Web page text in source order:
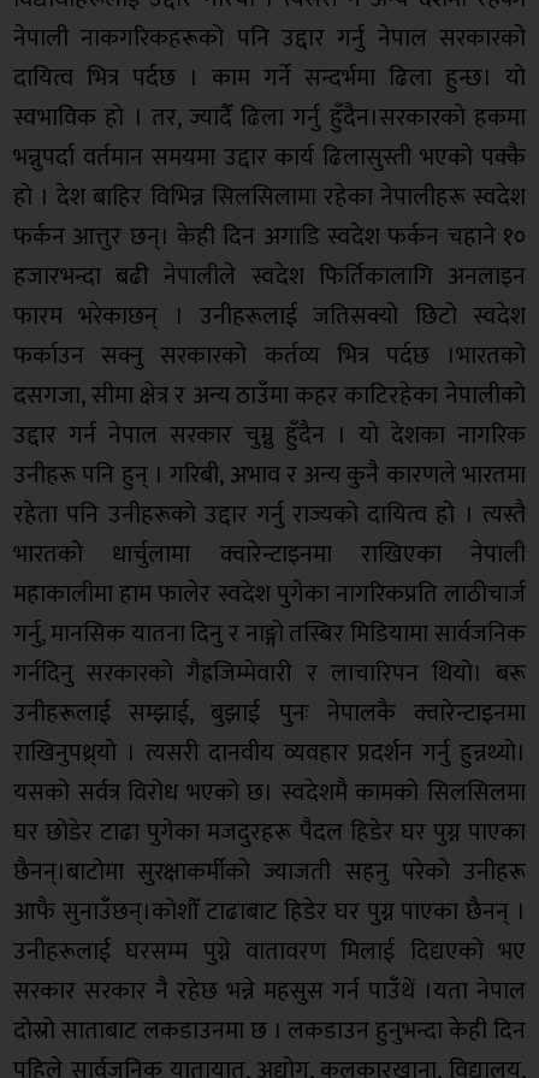
नेपाली नाकगरिकहरूको पनि उद्दार गर्नु नेपाल सरकारको
दायित्व भित्र पर्दछ । काम गर्ने सन्दर्भमा ढिला हुन्छ। यो
स्वभाविक हो । तर, ज्यादैँ ढिला गर्नु हुँदैन।सरकारको हकमा
भन्नुपर्दा वर्तमान समयमा उद्दार कार्य ढिलासुस्ती भएको पक्कै
हो । देश बाहिर विभिन्न सिलसिलामा रहेका नेपालीहरू स्वदेश
फर्कन आत्तुर छन्। केही दिन अगाडि स्वदेश फर्कन चहाने १०
हजारभन्दा बढी नेपालीले स्वदेश फिर्तिकालागि अनलाइन
फारम भरेकाछन् । उनीहरूलाई जतिसक्यो छिटो स्वदेश
फर्काउन सक्नु सरकारको कर्तव्य भित्र पर्दछ ।भारतको
दसगजा, सीमा क्षेत्र र अन्य ठाउँमा कहर काटिरहेका नेपालीको
उद्दार गर्न नेपाल सरकार चुम्नु हुँदैन । यो देशका नागरिक
उनीहरू पनि हुन् । गरिबी, अभाव र अन्य कुनै कारणले भारतमा
रहेता पनि उनीहरूको उद्दार गर्नु राज्यको दायित्व हो । त्यस्तै
भारतको धार्चुलामा क्वारेन्टाइनमा राखिएका नेपाली
महाकालीमा हाम फालेर स्वदेश पुगेका नागरिकप्रति लाठीचार्ज
गर्नु, मानसिक यातना दिनु र नाङ्गो तस्बिर मिडियामा सार्वजनिक
गर्नदिनु सरकारको गैह्रजिम्मेवारी र लाचारिपन थियो। बरू
उनीहरूलाई सम्झाई, बुझाई पुनः नेपालकै क्वारेन्टाइनमा
राखिनुपथ्र्यो । त्यसरी दानवीय व्यवहार प्रदर्शन गर्नु हुन्नथ्यो।
यसको सर्वत्र विरोध भएको छ। स्वदेशमै कामको सिलसिलमा
घर छोडेर टाढा पुगेका मजदुरहरू पैदल हिडेर घर पुग्न पाएका
छैनन्।बाटोमा सुरक्षाकर्मीको ज्याजती सहनु परेको उनीहरू
आफै सुनाउँछन्।कोशौँ टाढाबाट हिडेर घर पुग्न पाएका छैनन् ।
उनीहरूलाई घरसम्म पुग्ने वातावरण मिलाई दिद्यएको भए
सरकार सरकार नै रहेछ भन्ने महसुस गर्न पाउँथें ।यता नेपाल
दोस्रो साताबाट लकडाउनमा छ । लकडाउन हुनुभन्दा केही दिन